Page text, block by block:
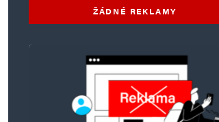
ŽÁDNÉ REKLAMY